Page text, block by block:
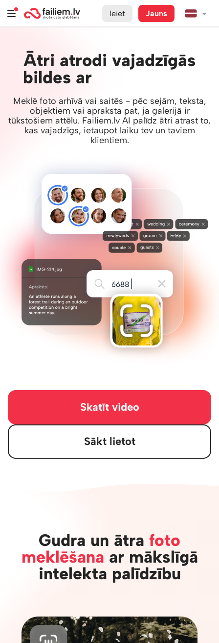
Ieiet Jauns
Ātri atrodi vajadzīgās
bildes ar
Meklē foto arhīvā vai saitēs - pēc sejām, teksta,
objektiem vai apraksta pat, ja galerijā ir
tūkstošiem attēlu. Failiem.lv AI palīdz ātri atrast to,
kas vajadzīgs, ietaupot laiku tev un taviem
klientiem.
Skatīt video
Sākt lietot
Gudra un ātra foto
meklēšana ar mākslīgā
intelekta palīdzību